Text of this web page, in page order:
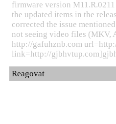
firmware version
the updated items in the
corrected the issue
not seeing video files (MKV,
http://gafuhznb.com
link=http://
Reagovat